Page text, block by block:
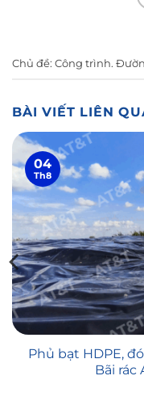
Chủ đề: Công trình.
BÀI VIẾT LIÊN
Phủ bạt HDPE,
Bãi rác
04
Th8